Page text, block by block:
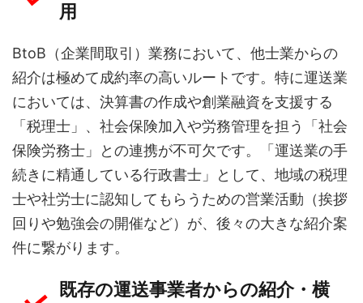
用
BtoB（企業間取引）業務において、他士業からの
紹介は極めて成約率の高いルートです。特に運送業
においては、決算書の作成や創業融資を支援する
「税理士」、社会保険加入や労務管理を担う「社会
保険労務士」との連携が不可欠です。「運送業の手
続きに精通している行政書士」として、地域の税理
士や社労士に認知してもらうための営業活動（挨拶
回りや勉強会の開催など）が、後々の大きな紹介案
件に繋がります。
既存の運送事業者からの紹介・横